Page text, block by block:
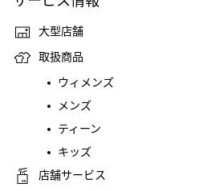
大型店舗
取扱商品
ウィメンズ
メンズ
ティーン
キッズ
店舗サービス